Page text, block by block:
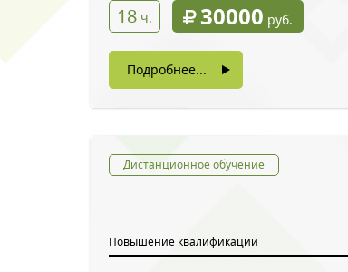
18 ч. 30000 руб.
Подробнее...
Дистанционное обучение
Повышение квалификации